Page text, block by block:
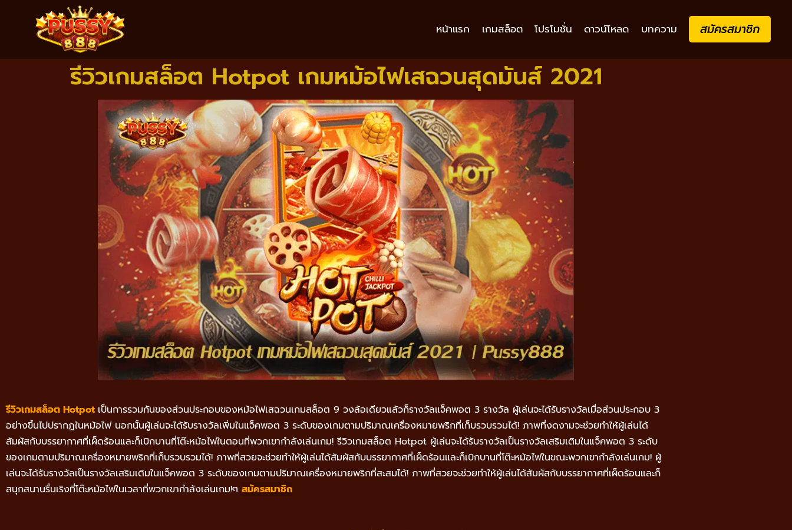
หน้าแรก เกมสล็อต โปรโมชั่น ดาวน์โหลด บทความ สมัครสมาชิก
รีวิวเกมสล็อต Hotpot เกมหม้อไฟเสฉวนสุดมันส์ 2021
รีวิวเกมสล็อต Hotpot เป็นการรวมกันของส่วนประกอบของหม้อไฟเสฉวนเกมสล็อต 9 วงล้อเดียวแล้วก็รางวัลแจ็คพอต 3 รางวัล ผู้เล่นจะได้รับรางวัลเมื่อส่วนประกอบ 3
อย่างขึ้นไปปรากฏในหม้อไฟ นอกนั้นผู้เล่นจะได้รับรางวัลเพิ่มในแจ็คพอต 3 ระดับของเกมตามปริมาณเครื่องหมายพริกที่เก็บรวบรวมได้! ภาพที่งดงามจะช่วยทำให้ผู้เล่นได้
สัมผัสกับบรรยากาศที่เผ็ดร้อนและก็เบิกบานที่โต๊ะหม้อไฟในตอนที่พวกเขากำลังเล่นเกม! รีวิวเกมสล็อต Hotpot ผู้เล่นจะได้รับรางวัลเป็นรางวัลเสริมเติมในแจ็คพอต 3 ระดับ
ของเกมตามปริมาณเครื่องหมายพริกที่เก็บรวบรวมได้! ภาพที่สวยจะช่วยทำให้ผู้เล่นได้สัมผัสกับบรรยากาศที่เผ็ดร้อนและก็เบิกบานที่โต๊ะหม้อไฟในขณะพวกเขากำลังเล่นเกม! ผู้
เล่นจะได้รับรางวัลเป็นรางวัลเสริมเติมในแจ็คพอต 3 ระดับของเกมตามปริมาณเครื่องหมายพริกที่สะสมได้! ภาพที่สวยจะช่วยทำให้ผู้เล่นได้สัมผัสกับบรรยากาศที่เผ็ดร้อนและก็
สนุกสนานรื่นเริงที่โต๊ะหม้อไฟในเวลาที่พวกเขากำลังเล่นเกม!ๆ สมัครสมาชิก